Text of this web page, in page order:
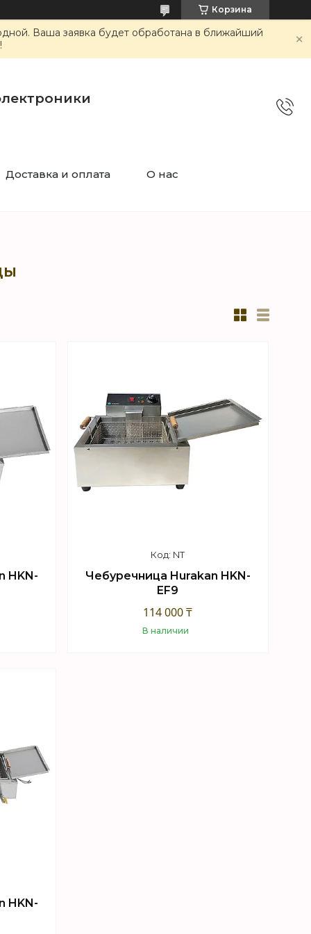
Корзина
Ваша заявка будет обработана в ближайший
Доставка и оплата О нас
HKN-
NT
Чебуречница Hurakan HKN-
EF9
114 000 ₸
В наличии
HKN-